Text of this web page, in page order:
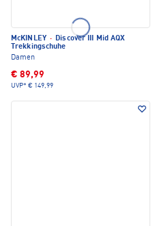
McKINLEY · Discover III Mid AQX
Trekkingschuhe
Damen
€ 89,99
UVP* € 149,99